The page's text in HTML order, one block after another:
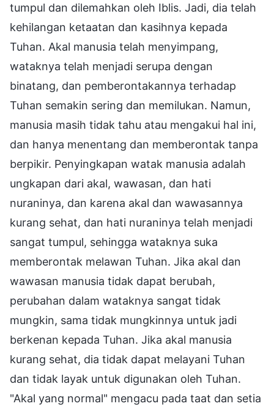
tumpul dan dilemahkan oleh Iblis. Jadi, dia telah
kehilangan ketaatan dan kasihnya kepada
Tuhan. Akal manusia telah menyimpang,
wataknya telah menjadi serupa dengan
binatang, dan pemberontakannya terhadap
Tuhan semakin sering dan memilukan. Namun,
manusia masih tidak tahu atau mengakui hal ini,
dan hanya menentang dan memberontak tanpa
berpikir. Penyingkapan watak manusia adalah
ungkapan dari akal, wawasan, dan hati
nuraninya, dan karena akal dan wawasannya
kurang sehat, dan hati nuraninya telah menjadi
sangat tumpul, sehingga wataknya suka
memberontak melawan Tuhan. Jika akal dan
wawasan manusia tidak dapat berubah,
perubahan dalam wataknya sangat tidak
mungkin, sama tidak mungkinnya untuk jadi
berkenan kepada Tuhan. Jika akal manusia
kurang sehat, dia tidak dapat melayani Tuhan
dan tidak layak untuk digunakan oleh Tuhan.
"Akal yang normal" mengacu pada taat dan setia